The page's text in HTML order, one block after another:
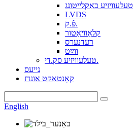
טעלעוויזיע באַקלייטונג
LVDS
פֿ.ק.
קלאַוויאַטור
רעדנערס
ווײַט
טעלעוויזיע סק.די.
נייעס
קאָנטאַקט אונדז
English